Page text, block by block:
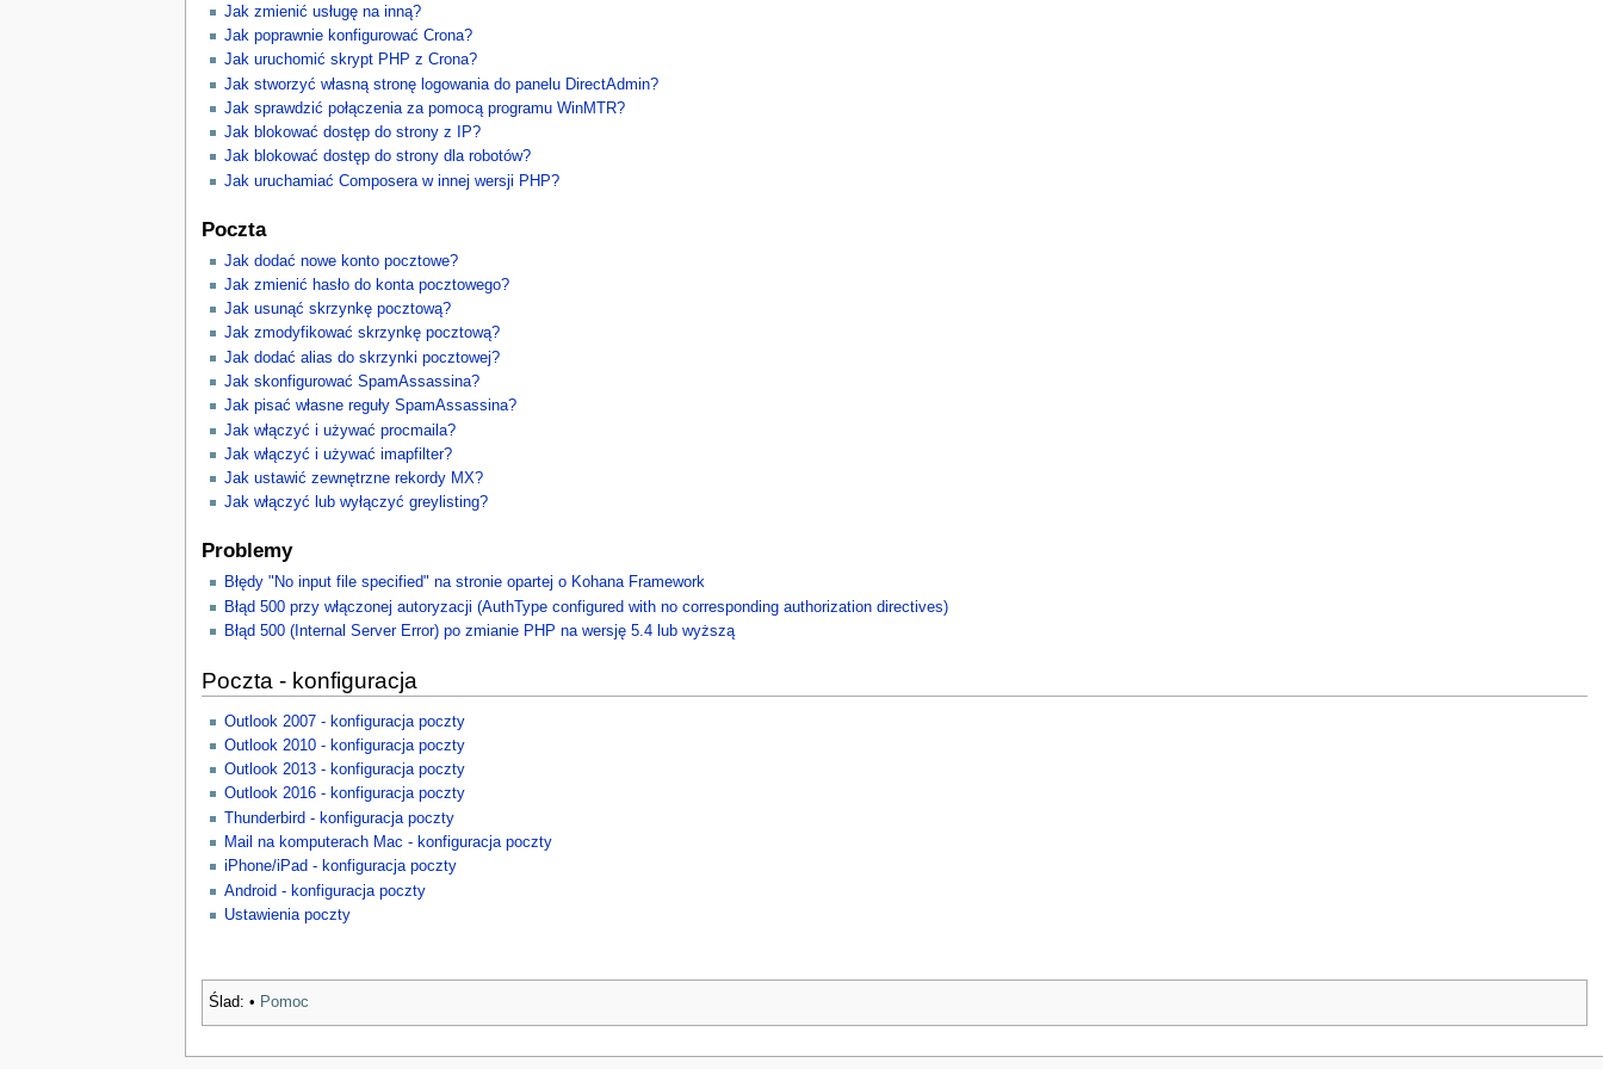
Jak zmienić usługę na inną?
Jak poprawnie konfigurować Crona?
Jak uruchomić skrypt PHP z Crona?
Jak stworzyć własną stronę logowania do panelu DirectAdmin?
Jak sprawdzić połączenia za pomocą programu WinMTR?
Jak blokować dostęp do strony z IP?
Jak blokować dostęp do strony dla robotów?
Jak uruchamiać Composera w innej wersji PHP?
Poczta
Jak dodać nowe konto pocztowe?
Jak zmienić hasło do konta pocztowego?
Jak usunąć skrzynkę pocztową?
Jak zmodyfikować skrzynkę pocztową?
Jak dodać alias do skrzynki pocztowej?
Jak skonfigurować SpamAssassina?
Jak pisać własne reguły SpamAssassina?
Jak włączyć i używać procmaila?
Jak włączyć i używać imapfilter?
Jak ustawić zewnętrzne rekordy MX?
Jak włączyć lub wyłączyć greylisting?
Problemy
Błędy "No input file specified" na stronie opartej o Kohana Framework
Błąd 500 przy włączonej autoryzacji (AuthType configured with no corresponding authorization directives)
Błąd 500 (Internal Server Error) po zmianie PHP na wersję 5.4 lub wyższą
Poczta - konfiguracja
Outlook 2007 - konfiguracja poczty
Outlook 2010 - konfiguracja poczty
Outlook 2013 - konfiguracja poczty
Outlook 2016 - konfiguracja poczty
Thunderbird - konfiguracja poczty
Mail na komputerach Mac - konfiguracja poczty
iPhone/iPad - konfiguracja poczty
Android - konfiguracja poczty
Ustawienia poczty
Ślad: • Pomoc